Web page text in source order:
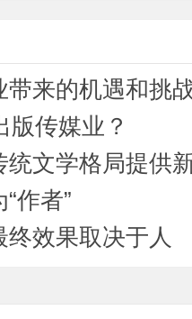
带来的机遇和挑
版传媒业？
统文学格局提供
作者”
终效果取决于人